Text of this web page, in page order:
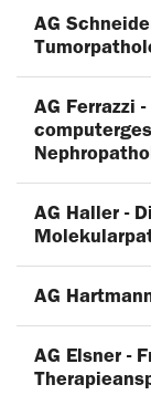
AG
AG Ferrazzi
AG Haller -
AG
AG Elsner -